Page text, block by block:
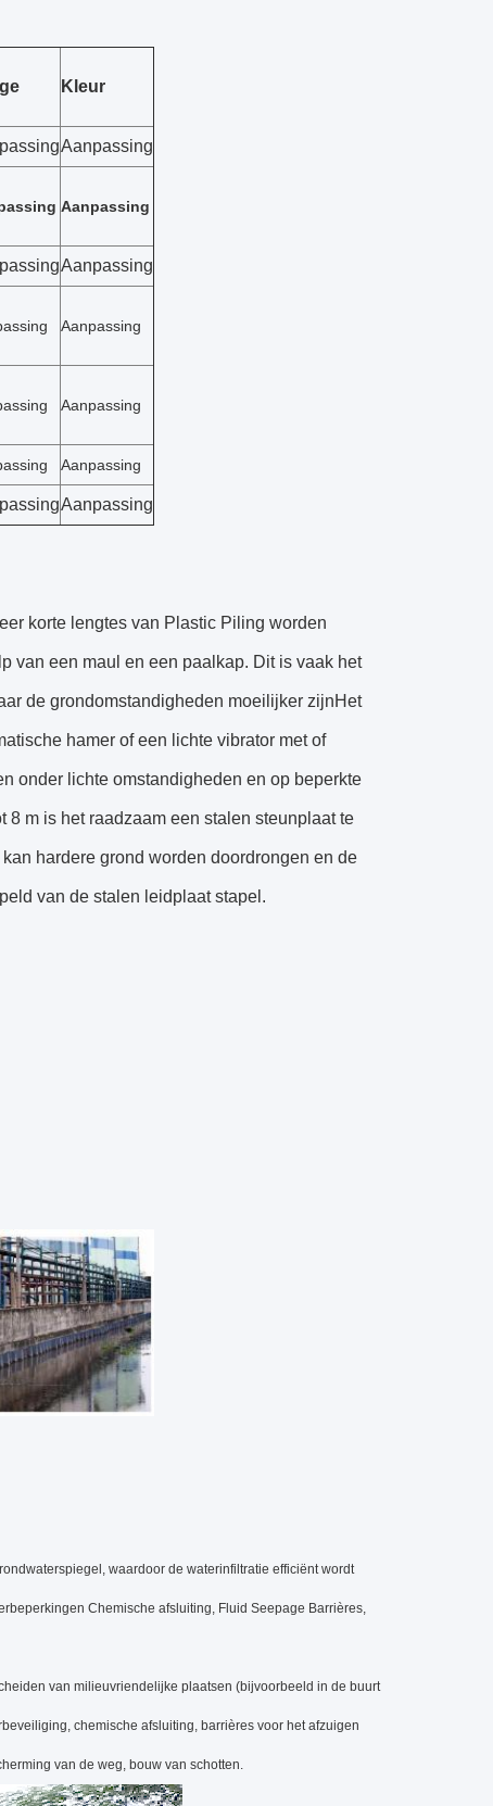
Kleur
Aanpassing
Aanpassing
Aanpassing
Aanpassing
Aanpassing
Aanpassing
Aanpassing
korte lengtes van Plastic Piling worden
van een maul en een paalkap. Dit is vaak het
de grondomstandigheden moeilijker zijnHet
hamer of een lichte vibrator met of
onder lichte omstandigheden en op beperkte
m is het raadzaam een stalen steunplaat te
hardere grond worden doordrongen en de
van de stalen leidplaat stapel.
waardoor de waterinfiltratie efficiënt wordt
Chemische afsluiting, Fluid Seepage Barrières,
van milieuvriendelijke plaatsen (bijvoorbeeld in de buurt
chemische afsluiting, barrières voor het afzuigen
van de weg, bouw van schotten.